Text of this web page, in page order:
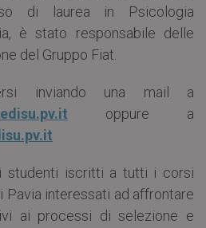
di laurea in Psicologia
è stato responsabile delle
del Gruppo Fiat.
inviando una mail a
oppure a
studenti iscritti a tutti i corsi
Pavia interessati ad affrontare
ai processi di selezione e